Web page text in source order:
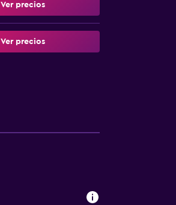
Ver precios
Ver precios